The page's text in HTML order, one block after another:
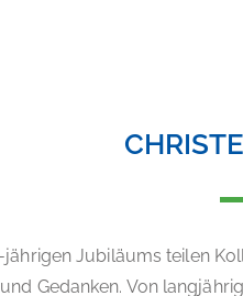
Jubiläums teilen
Gedanken. Von